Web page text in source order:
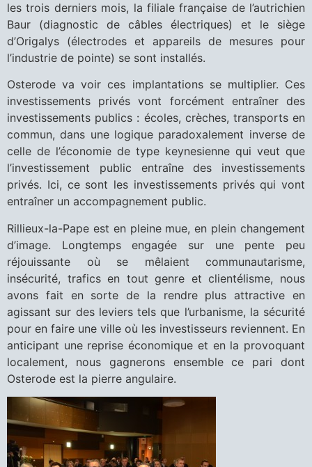
les trois derniers mois, la filiale française de l’autrichien
Baur (diagnostic de câbles électriques) et le siège
d’Origalys (électrodes et appareils de mesures pour
l’industrie de pointe) se sont installés.
Osterode va voir ces implantations se multiplier. Ces
investissements privés vont forcément entraîner des
investissements publics : écoles, crèches, transports en
commun, dans une logique paradoxalement inverse de
celle de l’économie de type keynesienne qui veut que
l’investissement public entraîne des investissements
privés. Ici, ce sont les investissements privés qui vont
entraîner un accompagnement public.
Rillieux-la-Pape est en pleine mue, en plein changement
d’image. Longtemps engagée sur une pente peu
réjouissante où se mêlaient communautarisme,
insécurité, trafics en tout genre et clientélisme, nous
avons fait en sorte de la rendre plus attractive en
agissant sur des leviers tels que l’urbanisme, la sécurité
pour en faire une ville où les investisseurs reviennent. En
anticipant une reprise économique et en la provoquant
localement, nous gagnerons ensemble ce pari dont
Osterode est la pierre angulaire.